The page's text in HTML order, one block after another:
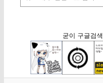
굳이 구글검